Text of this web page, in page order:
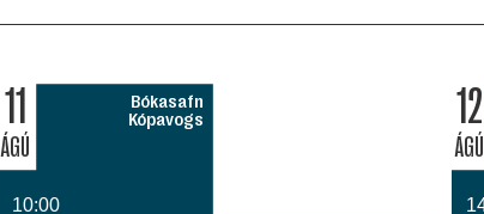
11
ÁGÚ
Bókasafn
Kópavogs
10:00
12
ÁGÚ